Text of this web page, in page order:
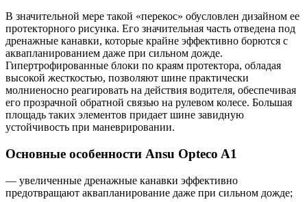
В значительной мере такой «перекос» обусловлен дизайном ее
протекторного рисунка. Его значительная часть отведена под
дренажные канавки, которые крайне эффективно борются с
аквапланированием даже при сильном дожде.
Гипертрофированные блоки по краям протектора, обладая
высокой жесткостью, позволяют шине практически
молниеносно реагировать на действия водителя, обеспечивая
его прозрачной обратной связью на рулевом колесе. Большая
площадь таких элементов придает шине завидную
устойчивость при маневрировании.
Основные особенности Ansu Opteco A1
— увеличенные дренажные канавки эффективно
предотвращают аквапланирование даже при сильном дожде;